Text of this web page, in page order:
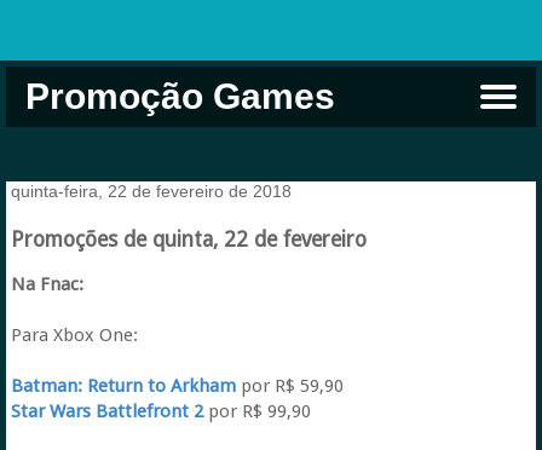
Promoção Games
quinta-feira, 22 de fevereiro de 2018
Promoções de quinta, 22 de fevereiro
Na Fnac:
Para Xbox One:
Batman: Return to Arkhampor R$ 59,90
Star Wars Battlefront 2por R$ 99,90